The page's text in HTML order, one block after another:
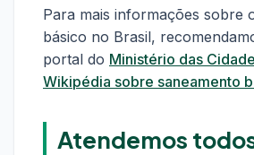
Para mais informações sobre
básico no Brasil,
portal do Ministério das
Wikipédia sobre saneamento
Atendemos